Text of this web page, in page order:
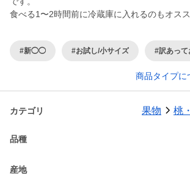
食べる1〜2時間前に冷蔵庫に入れるのもオスス
#新◯◯ #お試し/小サイズ #訳あって
商品タイプに
カテゴリ 果物 桃
品種
産地